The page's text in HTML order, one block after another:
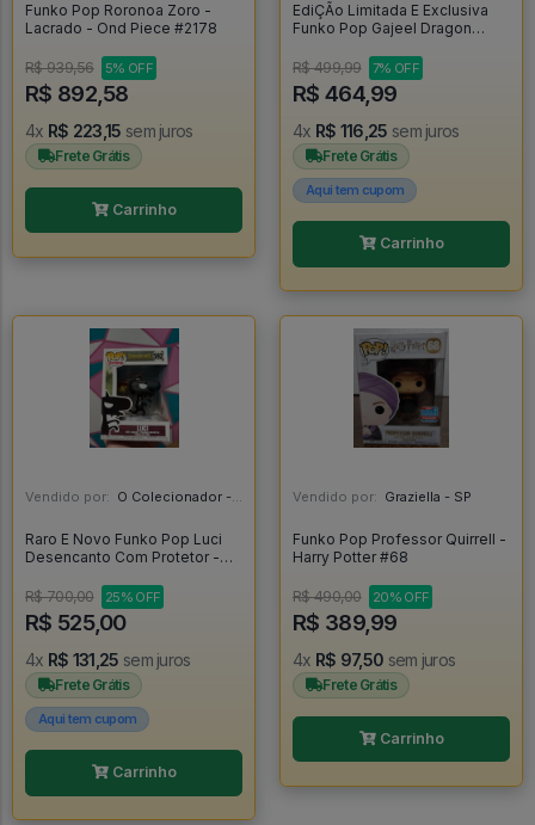
Funko Pop Roronoa Zoro -
Lacrado - Ond Piece #2178
R$ 939,56 5% OFF
R$ 892,58
4x R$ 223,15 sem juros
Frete Grátis
Carrinho
EdiÇÃo Limitada E Exclusiva
Funko Pop Gajeel Dragon
R$ 499,99
7% OFF
R$ 464,99
4x R$ 116,25 sem juros
Frete Grátis
Aqui tem cupom
Carrinho
Vendido por: O Colecionador - SP
Raro E Novo Funko Pop Luci
Desencanto Com Protetor -
R$ 700,00
25% OFF
R$ 525,00
4x R$ 131,25 sem juros
Frete Grátis
Aqui tem cupom
Carrinho
Vendido por: Graziella - SP
Funko Pop Professor Quirrell -
Harry Potter #68
R$ 490,00 20% OFF
R$ 389,99
4x R$ 97,50 sem juros
Frete Grátis
Carrinho